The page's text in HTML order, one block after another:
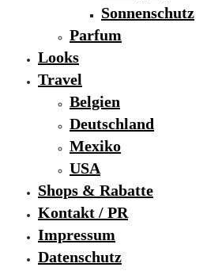
Sonnenschutz
Parfum
Looks
Travel
Belgien
Deutschland
Mexiko
USA
Shops & Rabatte
Kontakt / PR
Impressum
Datenschutz